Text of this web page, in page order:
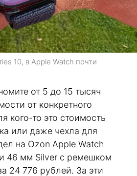
10, в Apple Watch почти
от 5 до 15 тысяч
от конкретного
кого-то это стоимость
или даже чехла для
на Ozon Apple Watch
46 мм Silver с ремешком
24 776 рублей. За эти